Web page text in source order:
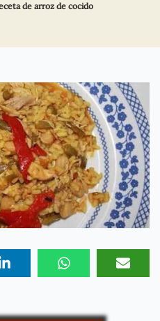
de arroz de cocido